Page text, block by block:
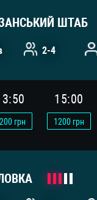
ШТАБ
2-4
грн
15:00
1200 грн